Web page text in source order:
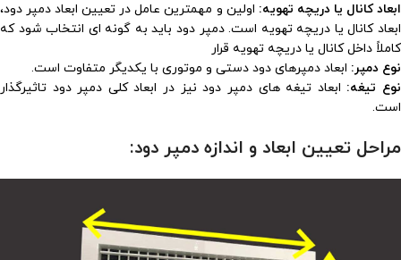
ابعاد کانال یا دریچه تهویه: اولین و مهمترین عامل در تعیین ابعاد دمپر دود،
ابعاد کانال یا دریچه تهویه است. دمپر دود باید به گونه ای انتخاب شود که
کاملاً داخل کانال یا دریچه تهویه قرار
نوع دمپر: ابعاد دمپرهای دود دستی و موتوری با یکدیگر متفاوت است.
نوع تیغه: ابعاد تیغه های دمپر دود نیز در ابعاد کلی دمپر دود تاثیرگذار
است.
مراحل تعیین ابعاد و اندازه دمپر دود: